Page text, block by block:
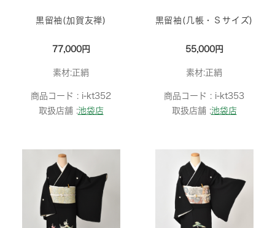
黒留袖(加賀友禅)
77,000円
素材:正絹
商品コード : i-kt352
取扱店舗 :池袋店
黒留袖(几帳・Ｓサイズ)
55,000円
素材:正絹
商品コード : i-kt353
取扱店舗 :池袋店